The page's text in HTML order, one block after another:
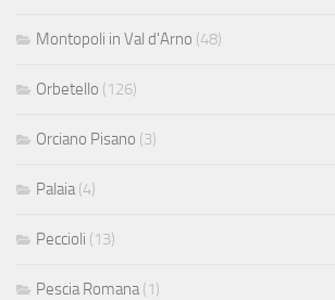
Montopoli in Val d'Arno (48)
Orbetello (126)
Orciano Pisano (3)
Palaia (4)
Peccioli (13)
Pescia Romana (1)